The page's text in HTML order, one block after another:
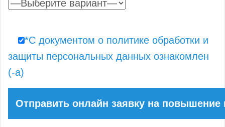
*С документом о политике обработки и
защиты персональных данных ознакомлен
(-а)